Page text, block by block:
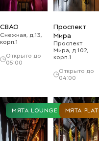
СВАО
Снежная, д.13,
корп.1
Открыто до
05:00
Проспект
Мира
Проспект
Мира, д.102,
корп.1
Открыто до
04:00
МЯТА LOUNGE МЯТА